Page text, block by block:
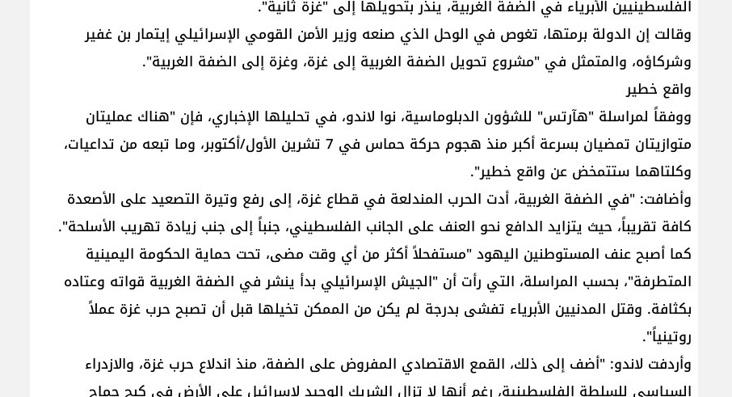
الفلسطينيين الأبرياء في الضفة الغربية، ينذر بتحويلها إلى "غزة ثانية".
وقالت إن الدولة برمتها، تغوص في الوحل الذي صنعه وزير الأمن القومي الإسرائيلي إيتمار بن غفير
وشركاؤه، والمتمثل في "مشروع تحويل الضفة الغربية إلى غزة، وغزة إلى الضفة الغربية".
واقع خطير
ووفقاً لمراسلة "هآرتس" للشؤون الدبلوماسية، نوا لاندو، في تحليلها الإخباري، فإن "هناك عمليتان
متوازيتان تمضيان بسرعة أكبر منذ هجوم حركة حماس في 7 تشرين الأول/أكتوبر، وما تبعه من تداعيات،
وكلتاهما ستتمخض عن واقع خطير".
وأضافت: "في الضفة الغربية، أدت الحرب المندلعة في قطاع غزة، إلى رفع وتيرة التصعيد على الأصعدة
كافة تقريباً، حيث يتزايد الدافع نحو العنف على الجانب الفلسطيني، جنباً إلى جنب زيادة تهريب الأسلحة".
كما أصبح عنف المستوطنين اليهود "مستفحلاً أكثر من أي وقت مضى، تحت حماية الحكومة اليمينية
المتطرفة"، بحسب المراسلة، التي رأت أن "الجيش الإسرائيلي بدأ ينشر في الضفة الغربية قواته وعتاده
بكثافة. وقتل المدنيين الأبرياء تفشى بدرجة لم يكن من الممكن تخيلها قبل أن تصبح حرب غزة عملاً
روتينياً".
وأردفت لاندو: "أضف إلى ذلك، القمع الاقتصادي المفروض على الضفة، منذ اندلاع حرب غزة، والازدراء
السياسي للسلطة الفلسطينية، رغم أنها لا تزال الشريك الوحيد لإسرائيل على الأرض في كبح جماح